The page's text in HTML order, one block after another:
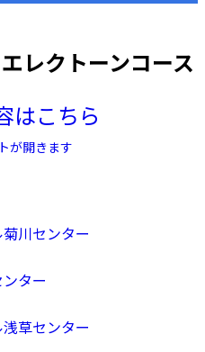
レクトーンコース
はこちら
が開きます
川センター
ター
草センター